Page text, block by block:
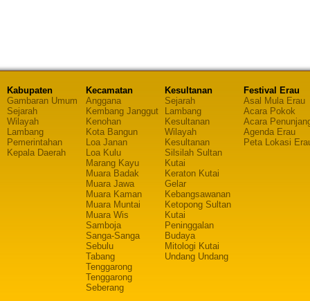
Kabupaten
Gambaran Umum
Sejarah
Wilayah
Lambang
Pemerintahan
Kepala Daerah
Kecamatan
Anggana
Kembang Janggut
Kenohan
Kota Bangun
Loa Janan
Loa Kulu
Marang Kayu
Muara Badak
Muara Jawa
Muara Kaman
Muara Muntai
Muara Wis
Samboja
Sanga-Sanga
Sebulu
Tabang
Tenggarong
Tenggarong
Seberang
Kesultanan
Sejarah
Lambang
Kesultanan
Wilayah
Kesultanan
Silsilah Sultan
Kutai
Keraton Kutai
Gelar
Kebangsawanan
Ketopong Sultan
Kutai
Peninggalan
Budaya
Mitologi Kutai
Undang Undang
Festival Erau
Asal Mula Erau
Acara Pokok
Acara
Agenda Erau
Peta Lokasi